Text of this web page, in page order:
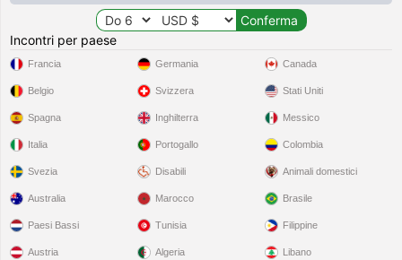
Incontri per paese
Francia
Belgio
Spagna
Italia
Svezia
Germania
Svizzera
Inghilterra
Portogallo
Disabili
Canada
Stati Uniti
Messico
Colombia
Animali domestici
Australia
Paesi Bassi
Austria
Marocco
Tunisia
Algeria
Brasile
Filippine
Libano